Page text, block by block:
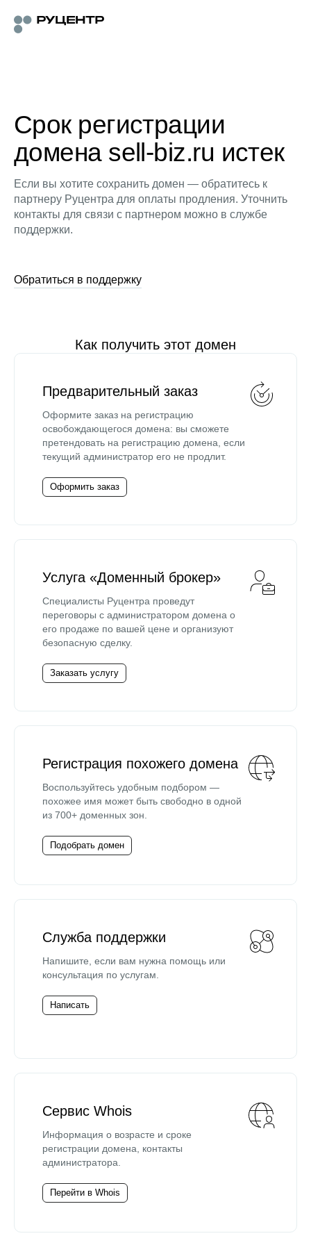
Срок регистрации
домена sell-biz.ru истек
Если вы хотите сохранить домен — обратитесь к
партнеру Руцентра для оплаты продления. Уточнить
контакты для связи с партнером можно в службе
поддержки.
Обратиться в поддержку
Как получить этот домен
Предварительный заказ
Оформите заказ на регистрацию
освобождающегося домена: вы сможете
претендовать на регистрацию домена, если
текущий администратор его не продлит.
Оформить заказ
Услуга «Доменный брокер»
Специалисты Руцентра проведут
переговоры с администратором домена о
его продаже по вашей цене и организуют
безопасную сделку.
Заказать услугу
Регистрация похожего домена
Воспользуйтесь удобным подбором —
похожее имя может быть свободно в одной
из 700+ доменных зон.
Подобрать домен
Служба поддержки
Напишите, если вам нужна помощь или
консультация по услугам.
Написать
Сервис Whois
Информация о возрасте и сроке
регистрации домена, контакты
администратора.
Перейти в Whois